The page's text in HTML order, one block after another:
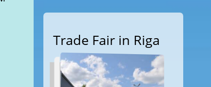
Trade Fair in Riga